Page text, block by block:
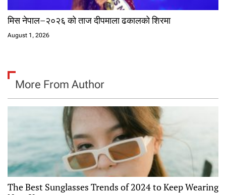
मिस नेपाल–२०२६ को ताज दीपमाला ढकालको शिरमा
August 1, 2026
More From Author
The Best Sunglasses Trends of 2024 to Keep Wearing